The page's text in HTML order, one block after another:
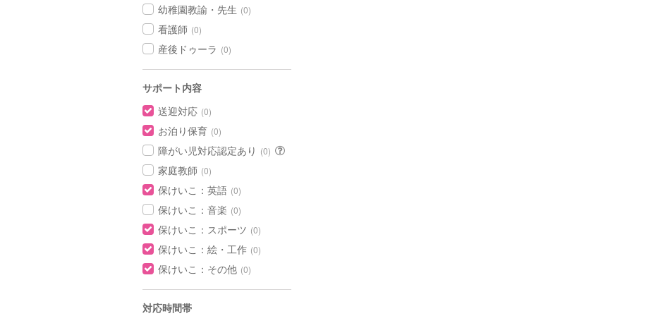
幼稚園教諭・先生 (0)
看護師 (0)
産後ドゥーラ (0)
サポート内容
送迎対応 (0)
お泊り保育 (0)
障がい児対応認定あり (0)
家庭教師 (0)
保けいこ：英語 (0)
保けいこ：音楽 (0)
保けいこ：スポーツ (0)
保けいこ：絵・工作 (0)
保けいこ：その他 (0)
対応時間帯